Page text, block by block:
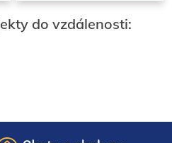
do vzdálenosti: